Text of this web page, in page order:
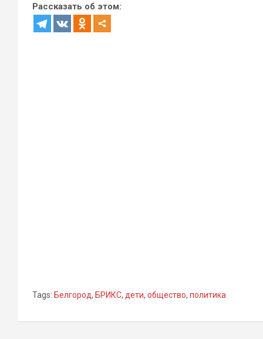
Рассказать об этом:
Tags: Белгород, БРИКС, дети, общество, политика